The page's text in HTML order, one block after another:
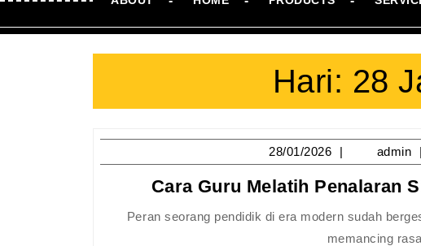
Hari: 28
28/01/2026 28/01/2026
admin
Cara Guru Melatih Penalaran
Peran seorang pendidik di era modern sudah bergeser dari sekadar pemberi materi menjadi fasilitator yang
memancing